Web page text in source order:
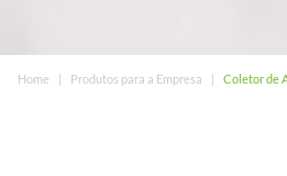
Home Produtos para a Empresa Coletor de